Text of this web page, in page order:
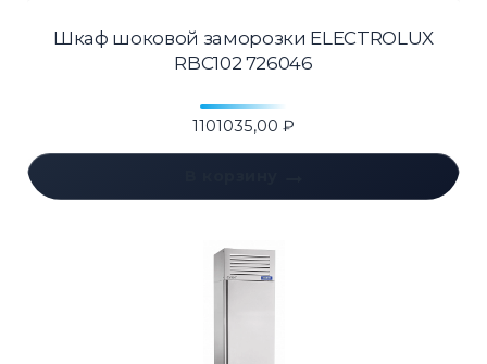
Шкаф шоковой заморозки ELECTROLUX
RBC102 726046
1101035,00 ₽